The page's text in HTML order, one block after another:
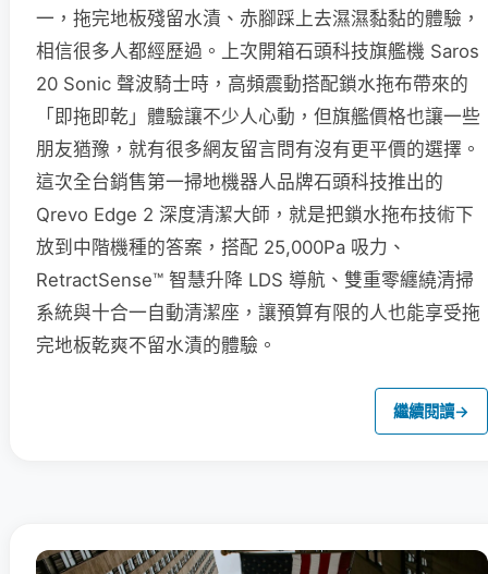
一，拖完地板殘留水漬、赤腳踩上去濕濕黏黏的體驗，
相信很多人都經歷過。上次開箱石頭科技旗艦機 Saros
20 Sonic 聲波騎士時，高頻震動搭配鎖水拖布帶來的
「即拖即乾」體驗讓不少人心動，但旗艦價格也讓一些
朋友猶豫，就有很多網友留言問有沒有更平價的選擇。
這次全台銷售第一掃地機器人品牌石頭科技推出的
Qrevo Edge 2 深度清潔大師，就是把鎖水拖布技術下
放到中階機種的答案，搭配 25,000Pa 吸力、
RetractSense™ 智慧升降 LDS 導航、雙重零纏繞清掃
系統與十合一自動清潔座，讓預算有限的人也能享受拖
完地板乾爽不留水漬的體驗。
繼續閱讀→